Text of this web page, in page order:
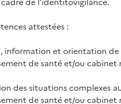
attestées :
information et orientation
de santé et/ou cabinet
des situations complexes
de santé et/ou